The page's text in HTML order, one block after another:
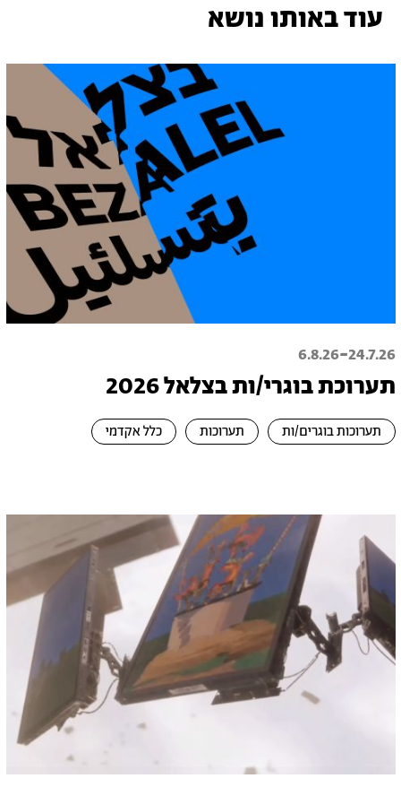
עוד באותו נושא
24.7.26
-
6.8.26
תערוכת בוגרי/ות בצלאל 2026
תערוכות בוגרים/ות תערוכות כלל אקדמי